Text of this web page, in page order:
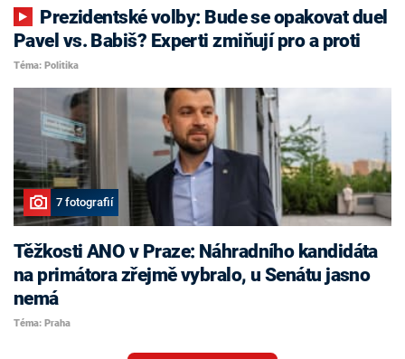
Pavel vs. Babiš? Experti zmiňují pro a proti
Téma: Politika
7 fotografií
Těžkosti ANO v Praze: Náhradního kandidáta
na primátora zřejmě vybralo, u Senátu jasno
nemá
Téma: Praha